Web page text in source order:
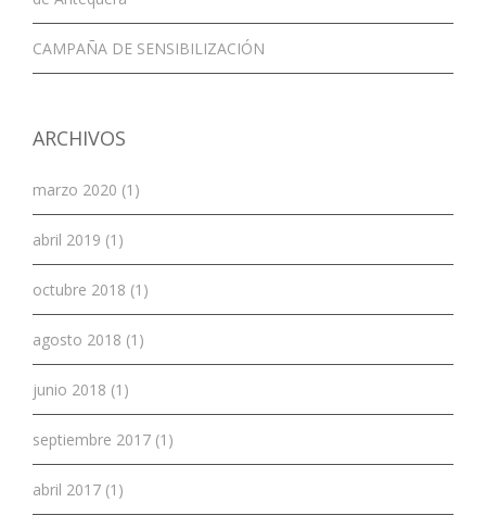
CAMPAÑA DE SENSIBILIZACIÓN
ARCHIVOS
marzo 2020 (1)
abril 2019 (1)
octubre 2018 (1)
agosto 2018 (1)
junio 2018 (1)
septiembre 2017 (1)
abril 2017 (1)